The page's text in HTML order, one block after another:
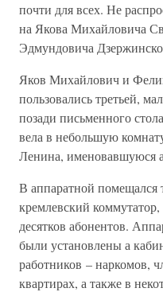
почти для всех. Не
на Якова Михайловича
Эдмундовича
Яков Михайлович и
пользовались третьей,
позади письменного
вела в небольшую
Ленина, именовавшуюся
В аппаратной
кремлевский
десятков абонентов.
были установлены а
работников – наркомов,
квартирах, а также в